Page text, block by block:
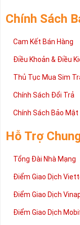
Chính Sách
Cam Kết Bán Hàng
Điều Khoản & Điều
Thủ Tục Mua Sim
Chính Sách Đổi Trả
Chính Sách Bảo Mật
Hỗ Trợ
Tổng Đài Nhà Mạng
Điểm Giao Dịch
Điểm Giao Dịch
Điểm Giao Dịch